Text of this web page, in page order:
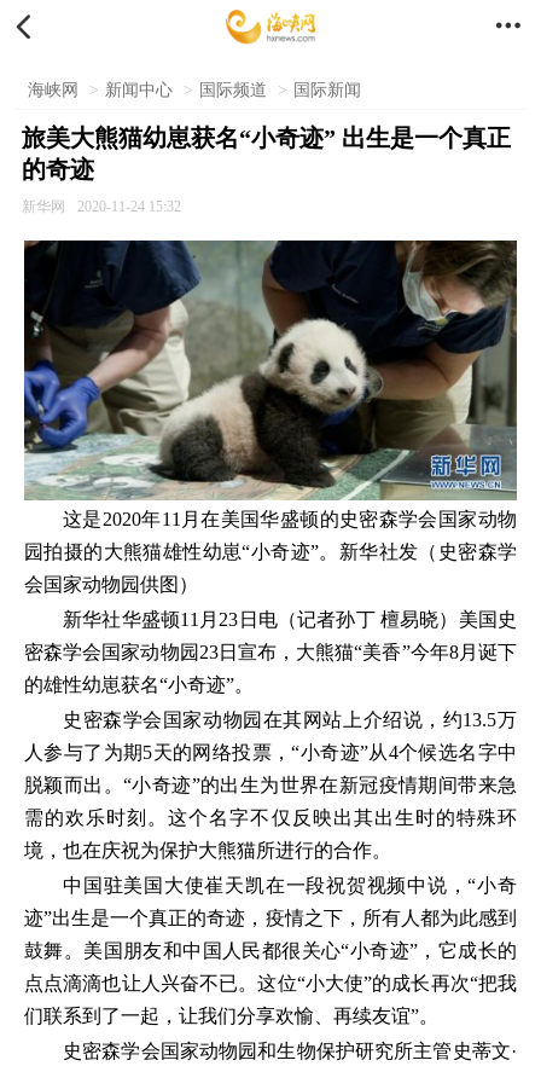
 
海峡网 > 新闻中心 > 国际频道 > 国际新闻
旅美大熊猫幼崽获名“小奇迹” 出生是一个真正
的奇迹
新华网 2020-11-24 15:32
这是2020年11月在美国华盛顿的史密森学会国家动物
园拍摄的大熊猫雄性幼崽“小奇迹”。新华社发（史密森学
会国家动物园供图）
新华社华盛顿11月23日电（记者孙丁 檀易晓）美国史
密森学会国家动物园23日宣布，大熊猫“美香”今年8月诞下
的雄性幼崽获名“小奇迹”。
史密森学会国家动物园在其网站上介绍说，约13.5万
人参与了为期5天的网络投票，“小奇迹”从4个候选名字中
脱颖而出。“小奇迹”的出生为世界在新冠疫情期间带来急
需的欢乐时刻。这个名字不仅反映出其出生时的特殊环
境，也在庆祝为保护大熊猫所进行的合作。
中国驻美国大使崔天凯在一段祝贺视频中说，“小奇
迹”出生是一个真正的奇迹，疫情之下，所有人都为此感到
鼓舞。美国朋友和中国人民都很关心“小奇迹”，它成长的
点点滴滴也让人兴奋不已。这位“小大使”的成长再次“把我
们联系到了一起，让我们分享欢愉、再续友谊”。
史密森学会国家动物园和生物保护研究所主管史蒂文·